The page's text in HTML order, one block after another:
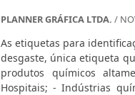
PLANNER GRÁFICA LTDA. /
As etiquetas para
desgaste, única etiqueta que resiste à soda
produtos químicos
Hospitais; - Indústrias